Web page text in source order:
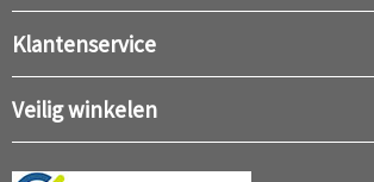
Klantenservice
Veilig winkelen